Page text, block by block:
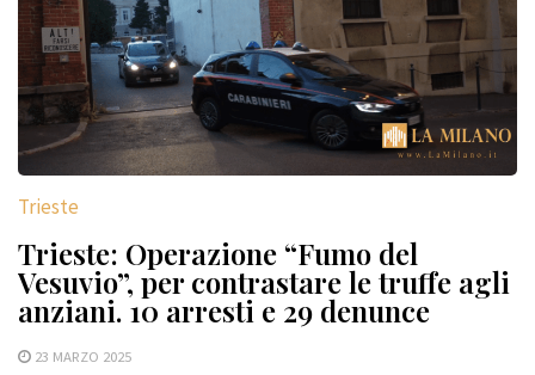
Trieste
Trieste: Operazione “Fumo del
Vesuvio”, per contrastare le truffe agli
anziani. 10 arresti e 29 denunce
23 MARZO 2025